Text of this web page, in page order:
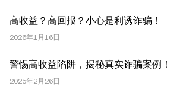
OKX，经许可使用。”允许的摘录必须引
出处，例如“文章名称，[作者姓名 (如适
成。不允许对本文进行衍生作品或其他用
高收益？高回报？小心是利诱诈骗！
2026年1月16日
警惕高收益陷阱，揭秘真实诈骗案例！
2025年2月26日